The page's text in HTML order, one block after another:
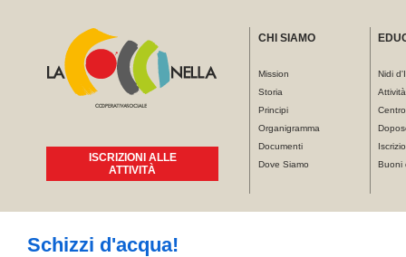
ISCRIZIONI ALLE
ATTIVITÀ
CHI SIAMO
Mission
Storia
Principi
Organigramma
Documenti
Dove Siamo
Nidi
Buoni
Tu sei qui
Schizzi d'acqua!